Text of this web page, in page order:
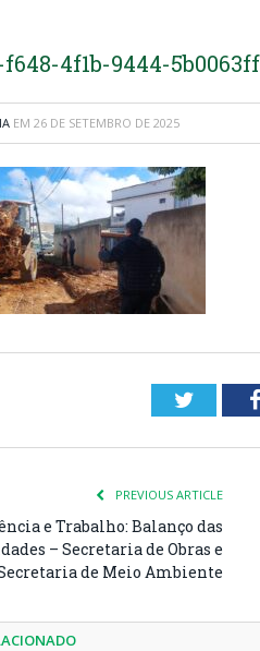
f648-4f1b-9444-
EM 26 DE SETEMBRO DE 2025
Twitter
PREVIOUS ARTICLE
e Trabalho: Balanço das
– Secretaria de Obras e
de Meio Ambiente